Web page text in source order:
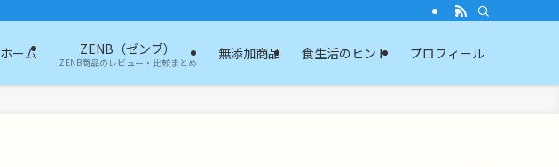
ホーム ZENB（ゼンブ）
ZENB商品のレビュー・比較まとめ
無添加商品 食生活のヒント プロフィール